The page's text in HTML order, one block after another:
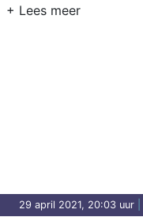
29 april 2021, 20:03 uur